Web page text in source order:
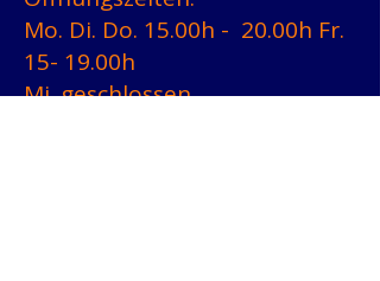
Mo. Di. Do. 15.00h - 20.00h Fr.
15- 19.00h
Mi. geschlossen.